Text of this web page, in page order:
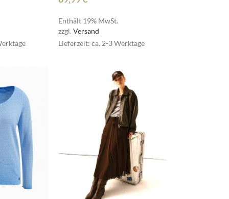
lovelies
miss goodlife
Enthält 19% MwSt.
zzgl. Versand
Lieferzeit: ca. 2-3 Werktage